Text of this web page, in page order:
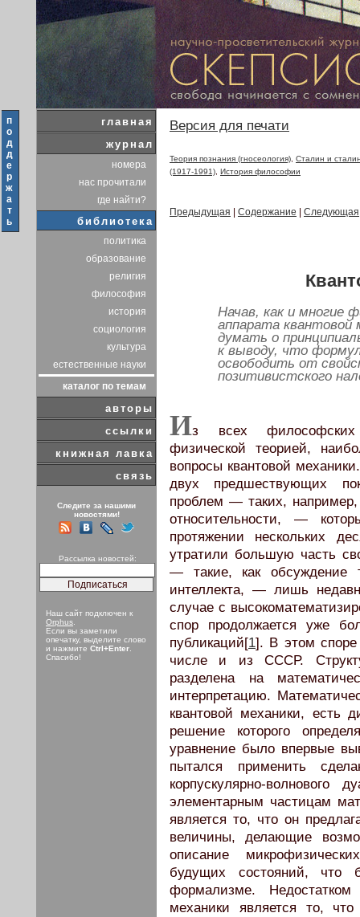
п
о
д
д
е
р
ж
а
т
ь
главная
журнал
номера
нас прочитали
где найти?
библиотека
политика
образование
религия
философия
история
социология
культура
естественные науки
каталог по темам
авторы
ссылки
книжная лавка
связь
Следите за нашими
новостями!
Рассылка новостей:
Наш сайт подключен к
Orphus
Если вы заметили
опечатку, выделите слово
и нажмите Ctrl+Enter
Спасибо!
Версия для печати
Теория познания (гносеология) Сталин и
(1917-1991) История философии
Предыдущая Содержание Следующая
Начав, как и многие
аппарата квантовой
думать о
к выводу, что
освободить от
позитивистского
Из всех философских
физической теорией,
вопросы квантовой
двух предшествующих
проблем — таких, например,
относительности, —
протяжении нескольких
утратили большую часть
— такие, как обсуждение
интеллекта, — лишь
случае с
спор продолжается уже
публикаций[1]. В этом споре
числе и из СССР.
разделена на
интерпретацию.
квантовой механики, есть
решение которого
уравнение было впервые
пытался применить
корпускулярно-
элементарным частицам
является то, что он
величины, делающие
описание
будущих состояний,
формализме. Недостатком
механики является то,